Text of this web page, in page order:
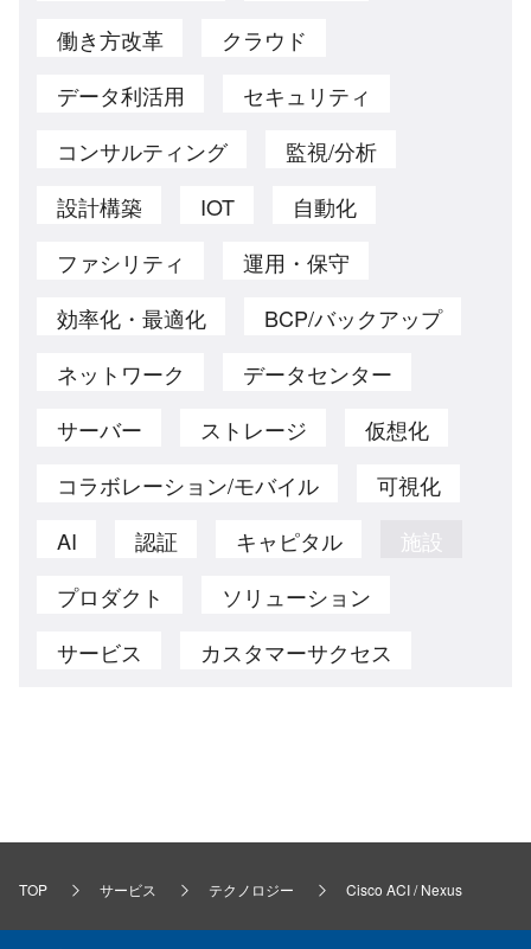
働き方改革
クラウド
データ利活用
セキュリティ
コンサルティング
監視/分析
設計構築
IOT
自動化
ファシリティ
運用・保守
効率化・最適化
BCP/バックアップ
ネットワーク
データセンター
サーバー
ストレージ
仮想化
コラボレーション/モバイル
可視化
AI
認証 キャピタル
施設
プロダクト
ソリューション
サービス
カスタマーサクセス
TOP サービス テクノロジー Cisco ACI / Nexus